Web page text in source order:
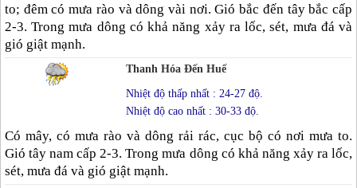
to; đêm có mưa rào và dông vài nơi. Gió bắc đến tây bắc cấp
2-3. Trong mưa dông có khả năng xảy ra lốc, sét, mưa đá và
gió giật mạnh.
Thanh Hóa Đến Huế
Nhiệt độ thấp nhất : 24-27 độ.
Nhiệt độ cao nhất : 30-33 độ.
Có mây, có mưa rào và dông rải rác, cục bộ có nơi mưa to.
Gió tây nam cấp 2-3. Trong mưa dông có khả năng xảy ra lốc,
sét, mưa đá và gió giật mạnh.